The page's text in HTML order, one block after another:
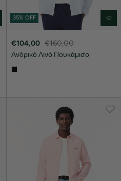
35% OFF
€104,00 €160,00
Ανδρικό Λινό Πουκάμισο